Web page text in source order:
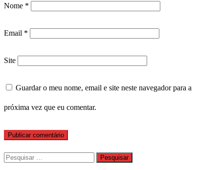
Nome *
Email *
Site
Guardar o meu nome, email e site neste navegador para a
próxima vez que eu comentar.
Pesquisar
por: